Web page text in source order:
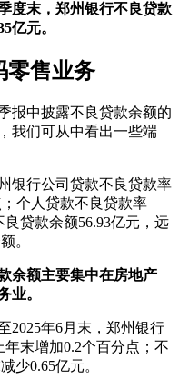
度末，郑州银行不良贷款
亿元。
零售业务
报中披露不良贷款余额的
我们可从中看出一些端
银行公司贷款不良贷款率
个人贷款不良贷款率
贷款余额56.93亿元，远
。
余额主要集中在房地产
业。
2025年6月末，郑州银行
末增加0.2个百分点；不
少0.65亿元。